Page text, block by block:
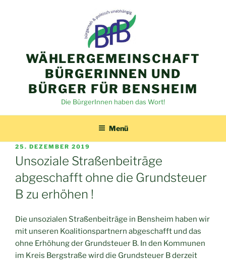
WÄHLERGEMEINSCHAFT
BÜRGERINNEN UND
BÜRGER FÜR BENSHEIM
Die BürgerInnen haben das Wort!
Menü
VERÖFFENTLICHT
AM
25. DEZEMBER 2019
Unsoziale Straßenbeiträge
abgeschafft ohne die Grundsteuer
B zu erhöhen !
Die unsozialen Straßenbeiträge in Bensheim haben wir
mit unseren Koalitionspartnern abgeschafft und das
ohne Erhöhung der Grundsteuer B. In den Kommunen
im Kreis Bergstraße wird die Grundsteuer B derzeit